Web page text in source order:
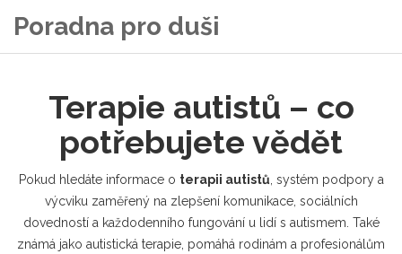
Poradna pro duši
Terapie autistů – co
potřebujete vědět
Pokud hledáte informace o terapii autistů systém podpory a
výcviku zaměřený na zlepšení komunikace, sociálních
dovedností a každodenního fungování u lidí s autismem . Také
známá jako autistická terapie , pomáhá rodinám a profesionálům